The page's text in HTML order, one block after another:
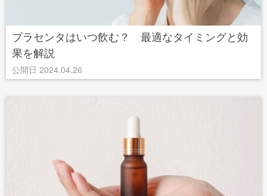
プラセンタはいつ飲む？ 最適なタイミングと効
果を解説
公開日 2024.04.26